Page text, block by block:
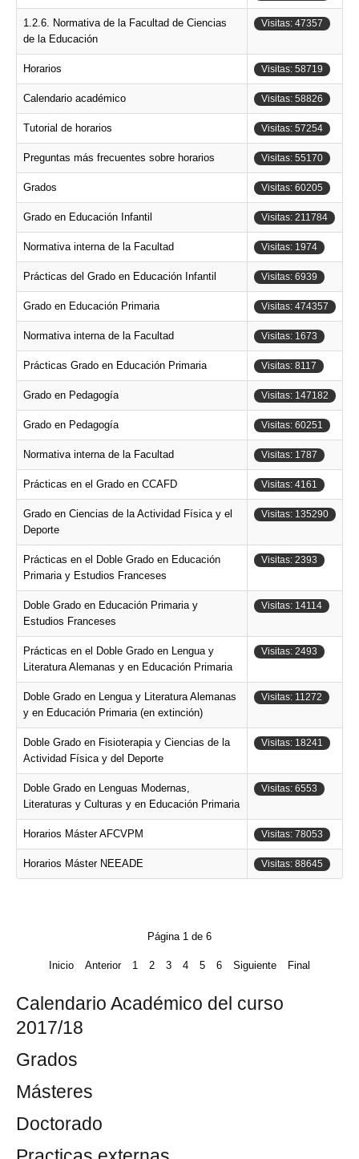
1.2.6. Normativa de la Facultad de Ciencias
de la Educación
Visitas: 47357
Horarios Visitas: 58719
Calendario académico Visitas: 58826
Tutorial de horarios Visitas: 57254
Preguntas más frecuentes sobre horarios Visitas: 55170
Grados Visitas: 60205
Grado en Educación Infantil Visitas: 211784
Normativa interna de la Facultad Visitas: 1974
Prácticas del Grado en Educación Infantil Visitas: 6939
Grado en Educación Primaria Visitas: 474357
Normativa interna de la Facultad Visitas: 1673
Prácticas Grado en Educación Primaria Visitas: 8117
Grado en Pedagogía Visitas: 147182
Grado en Pedagogía Visitas: 60251
Normativa interna de la Facultad Visitas: 1787
Prácticas en el Grado en CCAFD Visitas: 4161
Grado en Ciencias de la Actividad Física y el
Deporte
Visitas: 135290
Prácticas en el Doble Grado en Educación
Primaria y Estudios Franceses
Visitas: 2393
Doble Grado en Educación Primaria y
Estudios Franceses
Visitas: 14114
Prácticas en el Doble Grado en Lengua y
Literatura Alemanas y en Educación Primaria
Visitas: 2493
Doble Grado en Lengua y Literatura Alemanas
y en Educación Primaria (en extinción)
Visitas: 11272
Doble Grado en Fisioterapia y Ciencias de la
Actividad Física y del Deporte
Visitas: 18241
Doble Grado en Lenguas Modernas,
Literaturas y Culturas y en Educación Primaria
Visitas: 6553
Horarios Máster AFCVPM Visitas: 78053
Horarios Máster NEEADE Visitas: 88645
Página 1 de 6
Inicio Anterior 1 2 3 4 5 6 Siguiente Final
Calendario Académico del curso
2017/18
Grados
Másteres
Doctorado